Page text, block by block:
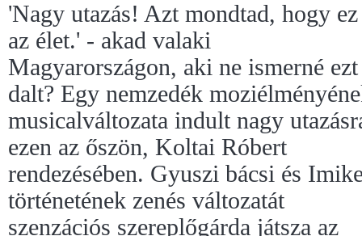
'Nagy utazás! Azt mondtad, hogy ez
az élet.' - akad valaki
Magyarországon, aki ne ismerné ezt
dalt? Egy nemzedék
musicalváltozata indult nagy
ezen az őszön, Koltai Róbert
rendezésében. Gyuszi bácsi és
történetének zenés változatát
szenzációs szereplőgárda játsza az